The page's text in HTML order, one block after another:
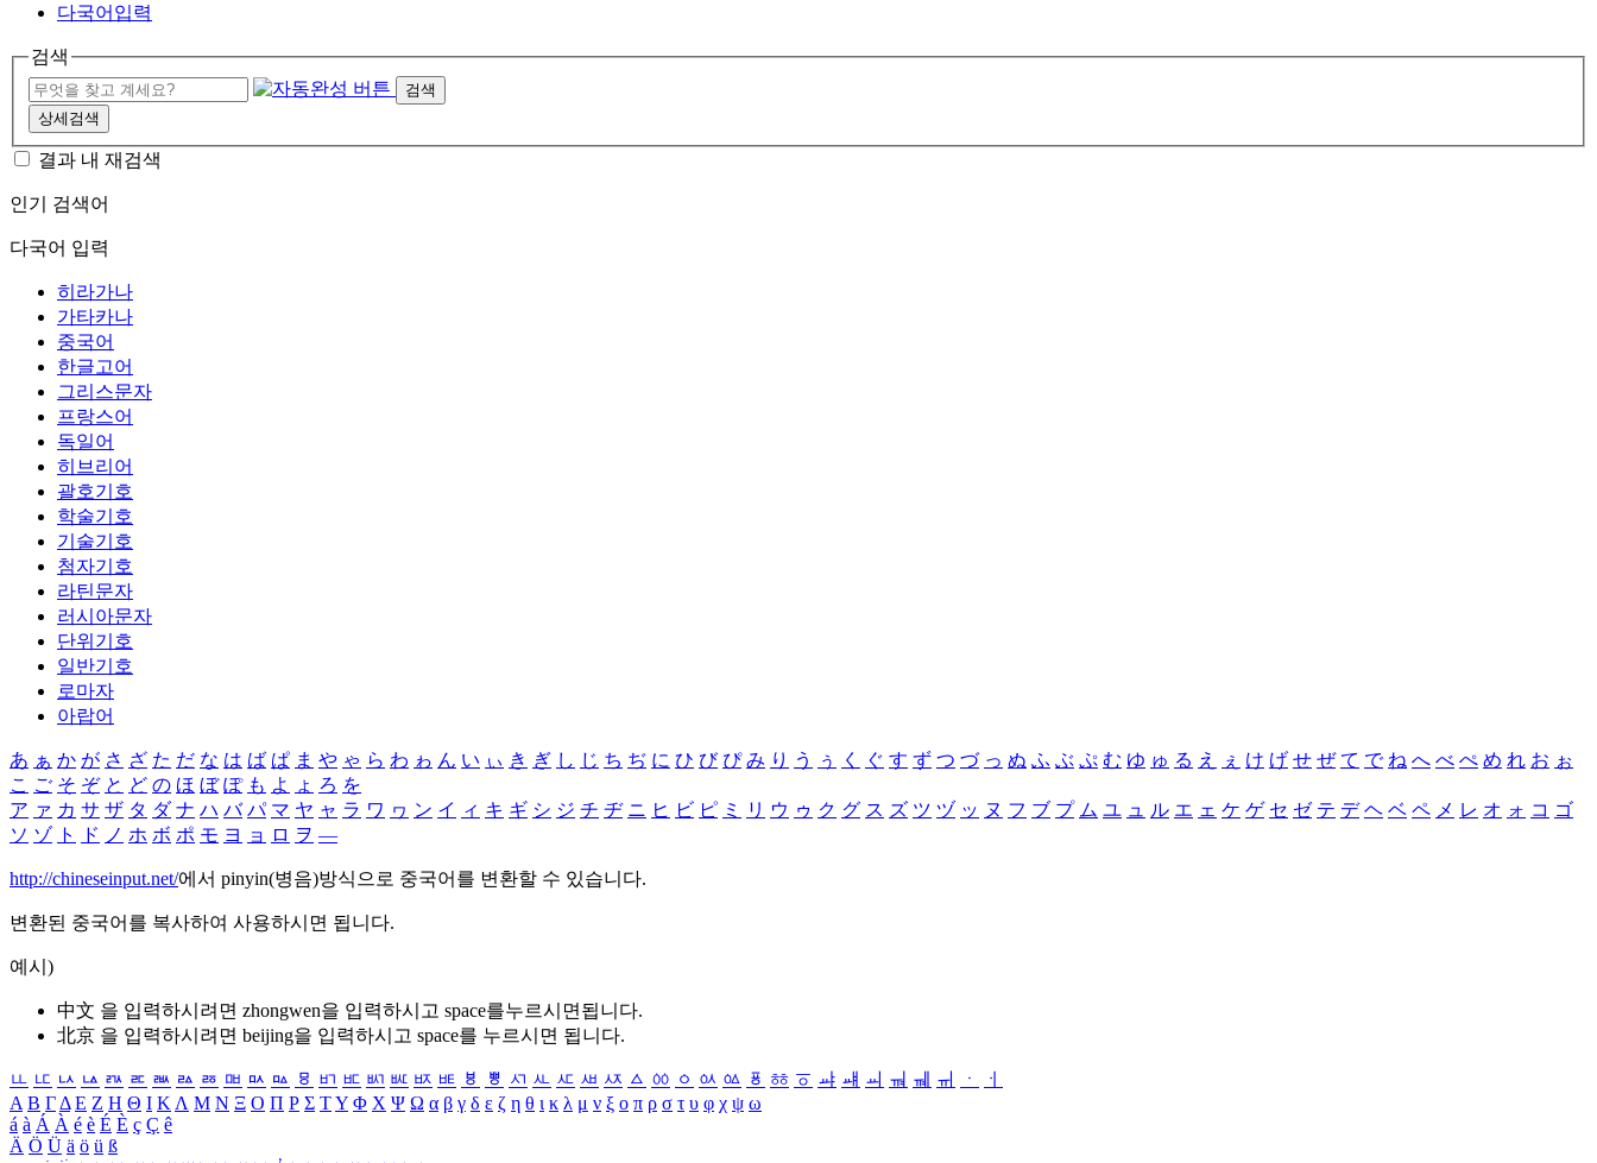
다국어입력
검색
검색
상세검색
결과 내 재검색
인기 검색어
다국어 입력
히라가나
가타카나
중국어
한글고어
그리스문자
프랑스어
독일어
히브리어
괄호기호
학술기호
기술기호
첨자기호
라틴문자
러시아문자
단위기호
일반기호
로마자
아랍어
あ ぁ か が さ ざ た だ な は ば ぱ ま や ゃ ら わ ゎ ん い ぃ き ぎ し じ ち ぢ に ひ び ぴ み り う ぅ く ぐ す ず つ づ っ ぬ ふ ぶ ぷ む ゆ ゅ る え ぇ け げ せ ぜ て で ね へ べ ぺ め れ お ぉ
こ ご そ ぞ と ど の ほ ぼ ぽ も よ ょ ろ を
ア ァ カ サ ザ タ ダ ナ ハ バ パ マ ヤ ャ ラ ワ ヮ ン イ ィ キ ギ シ ジ チ ヂ ニ ヒ ビ ピ ミ リ ウ ゥ ク グ ス ズ ツ ヅ ッ ヌ フ ブ プ ム ユ ュ ル エ ェ ケ ゲ セ ゼ テ デ ヘ ベ ペ メ レ オ ォ コ ゴ
ソ ゾ ト ド ノ ホ ボ ポ モ ヨ ョ ロ ヲ ―
http://chineseinput.net/에서 pinyin(병음)방식으로 중국어를 변환할 수 있습니다.
변환된 중국어를 복사하여 사용하시면 됩니다.
예시)
中文 을 입력하시려면 zhongwen을 입력하시고 space를누르시면됩니다.
北京 을 입력하시려면 beijing을 입력하시고 space를 누르시면 됩니다.
ㅥ ㅦ ㅧ ㅨ ㅩ ㅪ ㅫ ㅬ ㅭ ㅮ ㅯ ㅰ ㅱ ㅲ ㅳ ㅴ ㅵ ㅶ ㅷ ㅸ ㅹ ㅺ ㅻ ㅼ ㅽ ㅾ ㅿ ㆀ ㆁ ㆂ ㆃ ㆄ ㆅ ㆆ ㆇ ㆈ ㆉ ㆊ ㆋ ㆌ ㆍ
ㆎ
Α Β ΓΔ Ε Ζ Η Θ Ι ΚΛ Μ Ν Ξ Ο Π Ρ Σ ΤΥ Φ Χ Ψ Ω α β γ δ ε ζ η θ ι κ λ μ ν ξ ο π ρ σ τ υ φ χ ψ ω
á à Á À é è É È ç Ç ê
Ä Ö Ü ä ö ü ß